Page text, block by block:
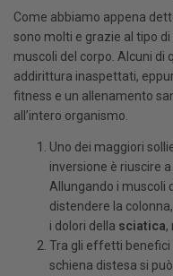
Come abbiamo appena
sono molti e grazie al tipo
muscoli del corpo. Alcuni
addirittura inaspettati,
fitness e un allenamento
all’intero organismo.
Uno dei maggiori
inversione è riuscire
Allungando i muscoli
distendere la
i dolori della sciatica,
Tra gli effetti benefici
schiena distesa si